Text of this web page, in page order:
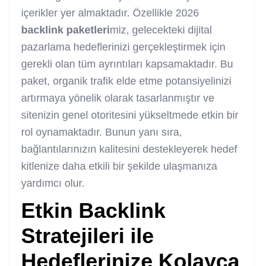
içerikler yer almaktadır. Özellikle 2026
backlink paketlerimiz, gelecekteki dijital
pazarlama hedeflerinizi gerçekleştirmek için
gerekli olan tüm ayrıntıları kapsamaktadır. Bu
paket, organik trafik elde etme potansiyelinizi
artırmaya yönelik olarak tasarlanmıştır ve
sitenizin genel otoritesini yükseltmede etkin bir
rol oynamaktadır. Bunun yanı sıra,
bağlantılarınızın kalitesini destekleyerek hedef
kitlenize daha etkili bir şekilde ulaşmanıza
yardımcı olur.
Etkin Backlink
Stratejileri ile
Hedeflerinize Kolayca